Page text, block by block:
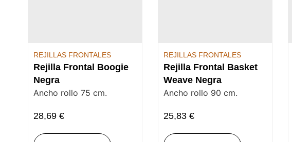
REJILLAS FRONTALES
Rejilla Frontal Boogie
Negra
Ancho rollo 75 cm.
28,69 €
REJILLAS FRONTALES
Rejilla Frontal Basket
Weave Negra
Ancho rollo 90 cm.
25,83€